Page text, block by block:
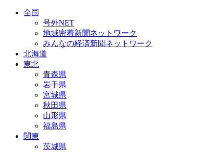
全国
号外NET
地域密着新聞ネットワーク
みんなの経済新聞ネットワーク
北海道
東北
青森県
岩手県
宮城県
秋田県
山形県
福島県
関東
茨城県